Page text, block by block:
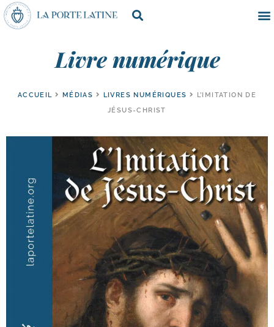
Livre numérique
ACCUEIL MÉDIAS LIVRES NUMÉRIQUES
L’IMITATION DE
JÉSUS-CHRIST